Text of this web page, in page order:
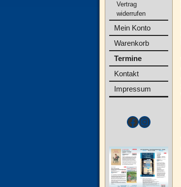
Vertrag
widerrufen
Mein Konto
Warenkorb
Termine
Kontakt
Impressum